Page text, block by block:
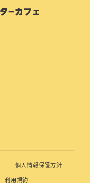
個人情報保護方針
利用規約